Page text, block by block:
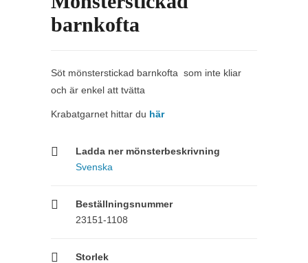
barnkofta
Söt mönsterstickad barnkofta som inte kliar
och är enkel att tvätta
Krabatgarnet hittar du här
Ladda ner mönsterbeskrivning
Svenska
Beställningsnummer
23151-1108
Storlek